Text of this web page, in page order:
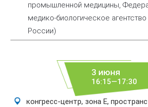
промышленной медицины,
медико-биологическое
России)
3 июня
16:15—17:30
конгресс-центр, зона E,